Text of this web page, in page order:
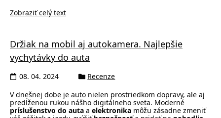
Zobraziť celý text
Držiak na mobil aj autokamera. Najlepšie
vychytávky do auta
08. 04. 2024
Recenze
V dnešnej dobe je auto nielen prostriedkom dopravy, ale aj
predĺženou rukou nášho digitálneho sveta. Moderné
príslušenstvo do auta a elektronika môžu zásadne zmeniť